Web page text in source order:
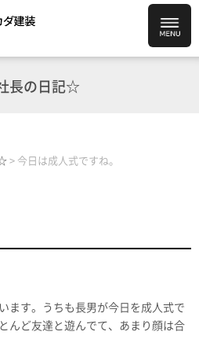
の日記☆
> 今日は成人式ですね。
ます。うちも長男が今日を成人式で
んど友達と遊んでて、あまり顔は合